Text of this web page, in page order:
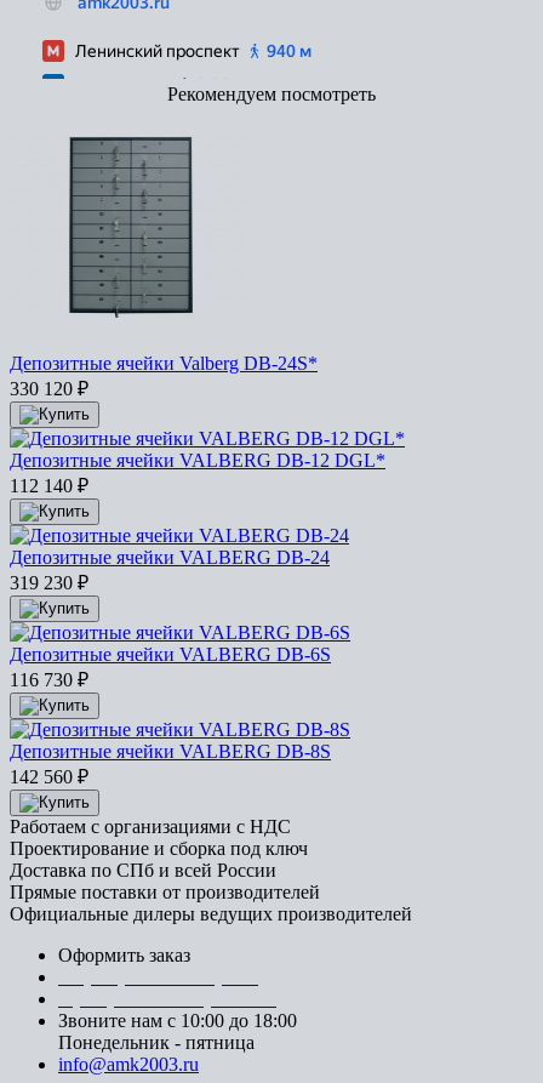
Рекомендуем посмотреть
Депозитные ячейки Valberg DB-24S*
330 120 ₽
Депозитные ячейки VALBERG DB-12 DGL*
112 140 ₽
Депозитные ячейки VALBERG DB-24
319 230 ₽
Депозитные ячейки VALBERG DB-6S
116 730 ₽
Депозитные ячейки VALBERG DB-8S
142 560 ₽
Работаем с организациями с НДС
Проектирование и сборка под ключ
Доставка по СПб и всей России
Прямые поставки от производителей
Официальные дилеры ведущих производителей
Оформить заказ
Звоните нам с 10:00 до 18:00
Понедельник - пятница
info@amk2003.ru